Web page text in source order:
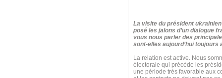
La visite du président
posé les jalons d’un dialogue
vous nous parler des
sont-elles aujourd’hui toujours
La relation est active. Nous
électorale qui précède les
une période très favorable aux